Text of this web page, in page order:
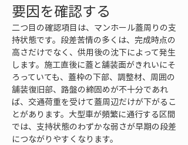
要因を確認する
二つ目の確認項目は、マンホール蓋周りの支
持状態です。段差苦情の多くは、完成時点の
高さだけでなく、供用後の沈下によって発生
します。施工直後に蓋と舗装面がきれいにそ
ろっていても、蓋枠の下部、調整材、周囲の
舗装復旧部、路盤の締固めが不十分であれ
ば、交通荷重を受けて蓋周辺だけが下がるこ
とがあります。大型車が頻繁に通行する区間
では、支持状態のわずかな弱さが早期の段差
につながりやすくなります。